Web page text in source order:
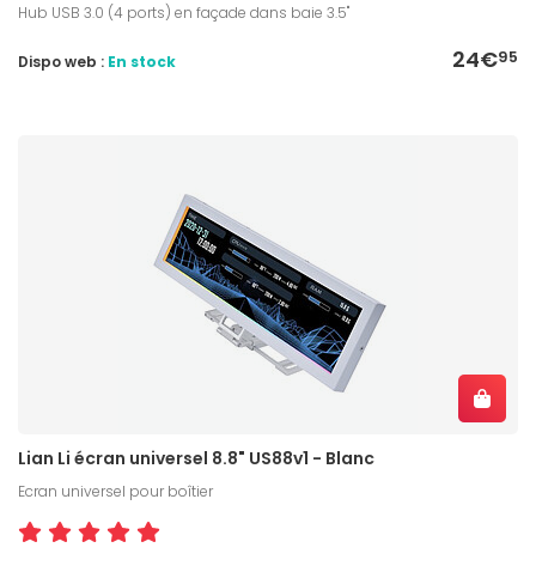
Hub USB 3.0 (4 ports) en façade dans baie 3.5''
24€95
Dispo web : En stock
Lian Li écran universel 8.8" US88v1 - Blanc
Ecran universel pour boîtier